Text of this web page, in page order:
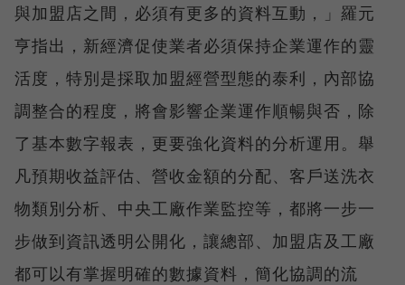
與加盟店之間，必須有更多的資料互動，」羅元
亨指出，新經濟促使業者必須保持企業運作的靈
活度，特別是採取加盟經營型態的泰利，內部協
調整合的程度，將會影響企業運作順暢與否，除
了基本數字報表，更要強化資料的分析運用。舉
凡預期收益評估、營收金額的分配、客戶送洗衣
物類別分析、中央工廠作業監控等，都將一步一
步做到資訊透明公開化，讓總部、加盟店及工廠
都可以有掌握明確的數據資料，簡化協調的流